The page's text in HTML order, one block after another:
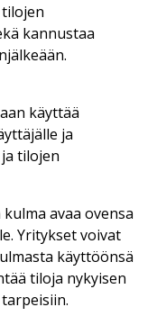
kannustaa
käyttää
ja
tilojen
avaa ovensa
Yritykset voivat
käyttöönsä
tiloja nykyisen